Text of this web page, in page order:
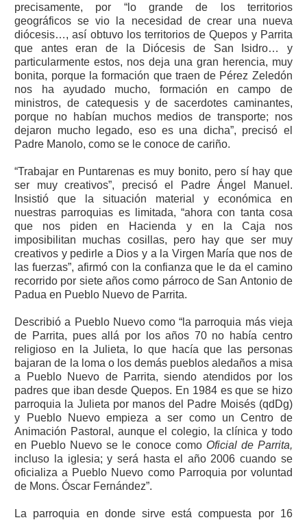
precisamente, por “lo grande de los territorios
geográficos se vio la necesidad de crear una nueva
diócesis…, así obtuvo los territorios de Quepos y Parrita
que antes eran de la Diócesis de San Isidro… y
particularmente estos, nos deja una gran herencia, muy
bonita, porque la formación que traen de Pérez Zeledón
nos ha ayudado mucho, formación en campo de
ministros, de catequesis y de sacerdotes caminantes,
porque no habían muchos medios de transporte; nos
dejaron mucho legado, eso es una dicha”, precisó el
Padre Manolo, como se le conoce de cariño.
“Trabajar en Puntarenas es muy bonito, pero sí hay que
ser muy creativos”, precisó el Padre Ángel Manuel.
Insistió que la situación material y económica en
nuestras parroquias es limitada, “ahora con tanta cosa
que nos piden en Hacienda y en la Caja nos
imposibilitan muchas cosillas, pero hay que ser muy
creativos y pedirle a Dios y a la Virgen María que nos de
las fuerzas”, afirmó con la confianza que le da el camino
recorrido por siete años como párroco de San Antonio de
Padua en Pueblo Nuevo de Parrita.
Describió a Pueblo Nuevo como “la parroquia más vieja
de Parrita, pues allá por los años 70 no había centro
religioso en la Julieta, lo que hacía que las personas
bajaran de la loma o los demás pueblos aledaños a misa
a Pueblo Nuevo de Parrita, siendo atendidos por los
padres que iban desde Quepos. En 1984 es que se hizo
parroquia la Julieta por manos del Padre Moisés (qdDg)
y Pueblo Nuevo empieza a ser como un Centro de
Animación Pastoral, aunque el colegio, la clínica y todo
en Pueblo Nuevo se le conoce como Oficial de Parrita,
incluso la iglesia; y será hasta el año 2006 cuando se
oficializa a Pueblo Nuevo como Parroquia por voluntad
de Mons. Óscar Fernández”.
La parroquia en donde sirve está compuesta por 16